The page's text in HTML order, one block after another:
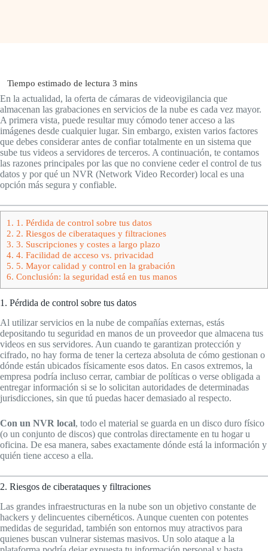
En la actualidad, la oferta de cámaras de videovigilancia que
almacenan las grabaciones en servicios de la nube es cada vez mayor.
A primera vista, puede resultar muy cómodo tener acceso a las
imágenes desde cualquier lugar. Sin embargo, existen varios factores
que debes considerar antes de confiar totalmente en un sistema que
sube tus videos a servidores de terceros. A continuación, te contamos
las razones principales por las que no conviene ceder el control de tus
datos y por qué un NVR (Network Video Recorder) local es una
opción más segura y confiable.
1. 1. Pérdida de control sobre tus datos
2. 2. Riesgos de ciberataques y filtraciones
3. 3. Suscripciones y costes a largo plazo
4. 4. Facilidad de acceso vs. privacidad
5. 5. Mayor calidad y control en la grabación
6. Conclusión: la seguridad está en tus manos
1. Pérdida de control sobre tus datos
Al utilizar servicios en la nube de compañías externas, estás
depositando tu seguridad en manos de un proveedor que almacena tus
videos en sus servidores. Aun cuando te garantizan protección y
cifrado, no hay forma de tener la certeza absoluta de cómo gestionan o
dónde están ubicados físicamente esos datos. En casos extremos, la
empresa podría incluso cerrar, cambiar de políticas o verse obligada a
entregar información si se lo solicitan autoridades de determinadas
jurisdicciones, sin que tú puedas hacer demasiado al respecto.
Con un NVR local, todo el material se guarda en un disco duro físico
(o un conjunto de discos) que controlas directamente en tu hogar u
oficina. De esa manera, sabes exactamente dónde está la información y
quién tiene acceso a ella.
2. Riesgos de ciberataques y filtraciones
Las grandes infraestructuras en la nube son un objetivo constante de
hackers y delincuentes cibernéticos. Aunque cuenten con potentes
medidas de seguridad, también son entornos muy atractivos para
quienes buscan vulnerar sistemas masivos. Un solo ataque a la